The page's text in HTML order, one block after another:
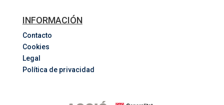
INFORMACIÓN
Contacto
Cookies
Legal
Política de privacidad